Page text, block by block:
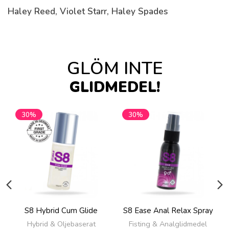
Haley Reed, Violet Starr, Haley Spades
GLÖM INTE
GLIDMEDEL!
30%
S8 Hybrid Cum Glide
Hybrid & Oljebaserat
30%
S8 Ease Anal Relax Spray
Fisting & Analglidmedel